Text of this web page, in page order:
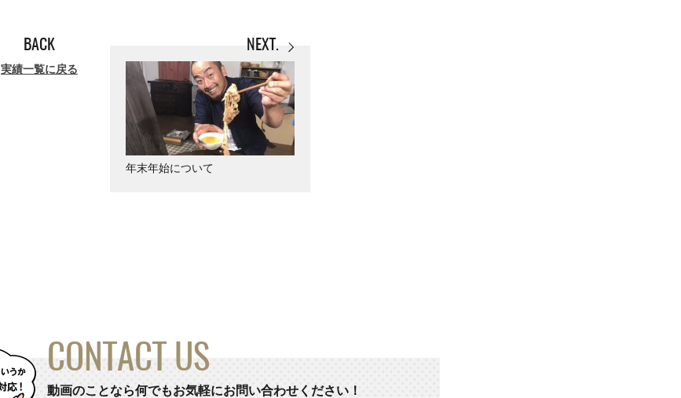
BACK
実績一覧に戻る
NEXT.
年末年始について
CONTACT US
動画のことなら何でもお気軽にお問い合わせください！